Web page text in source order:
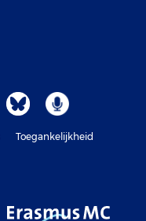
Toegankelijkheid